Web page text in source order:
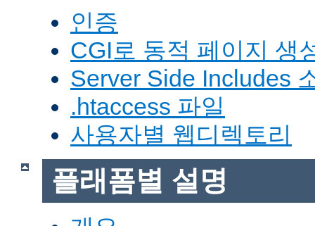
인증
CGI로 동적 페이지 생
Server Side Includes
.htaccess 파일
사용자별 웹디렉토리
플래폼별 설명